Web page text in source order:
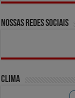
Nossas Redes Sociais
Clima